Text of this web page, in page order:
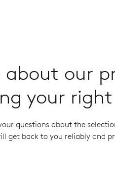
about our
your right
questions about the
get back to you reliably and